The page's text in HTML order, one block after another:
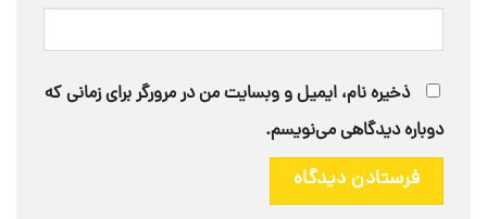
ذخیره نام، ایمیل و وبسایت من در مرورگر برای زمانی که
دوباره دیدگاهی می‌نویسم.